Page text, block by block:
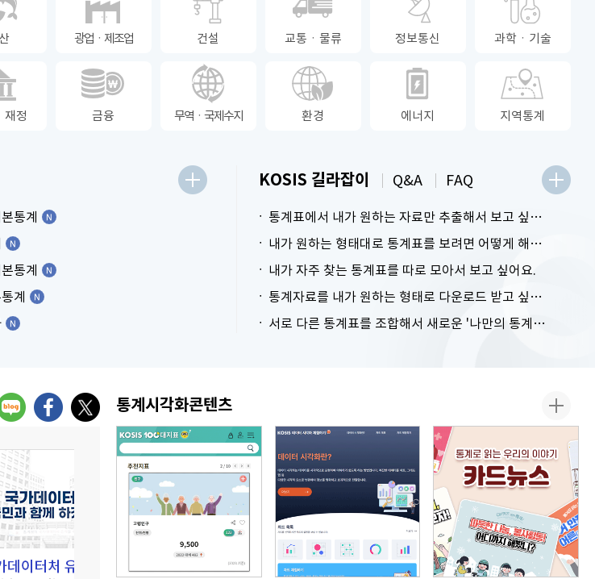
광업ㆍ제조업 건설 교통ㆍ물류 정보통신 과학ㆍ기술
재정 금융 무역ㆍ국제수지 환경 에너지 지역통계
통계
통계
계
KOSIS 길라잡이
통계표에서 내가 원하는 자료만 추출해서 보고 싶어요.
내가 원하는 형태대로 통계표를 보려면 어떻게 해야 하나요?
내가 자주 찾는 통계표를 따로 모아서 보고 싶어요.
통계자료를 내가 원하는 형태로 다운로드 받고 싶어요.
서로 다른 통계표를 조합해서 새로운 '나만의 통계표'를 만들고 싶어요.
Q&A FAQ
통계시각화콘텐츠